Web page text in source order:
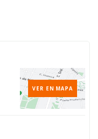
VER EN MAPA